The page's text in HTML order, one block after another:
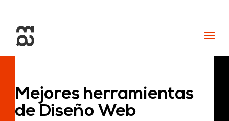
Mejores herramientas
de Diseño Web